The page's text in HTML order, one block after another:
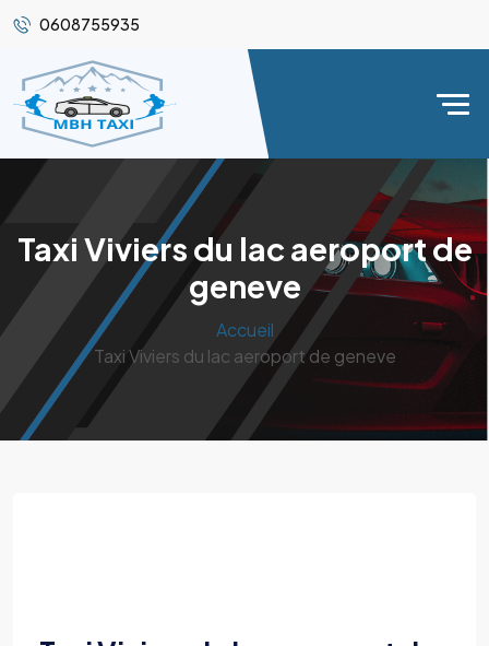
0608755935
Taxi Viviers du lac aeroport de
geneve
Accueil
Taxi Viviers du lac aeroport de geneve